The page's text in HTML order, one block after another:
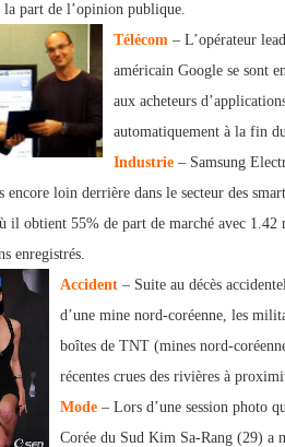
la part de l’opinion publique.
Télécom – L’opérateur
américain Google se sont
aux acheteurs
automatiquement à la fin
Industrie – Samsung
encore loin derrière dans le secteur des
il obtient 55% de part de marché avec
enregistrés.
Accident – Suite au décès
d’une mine nord-coréenne, les
boîtes de TNT (mines nord-
récentes crues des rivières à
Mode – Lors d’une session photo
Corée du Sud Kim Sa-Rang (29) a